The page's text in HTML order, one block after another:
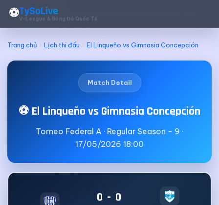
⚽TySoLive
V-League & Bóng Đá Quốc Tế
Trang chủ Lịch thi đấu El Linqueño vs Gimnasia Concepción
Match Detail
⚽ El Linqueño vs Gimnasia Concepción
Torneo Federal A · Regular Season - 9 ·
17/05/2026 18:00
0 - 0